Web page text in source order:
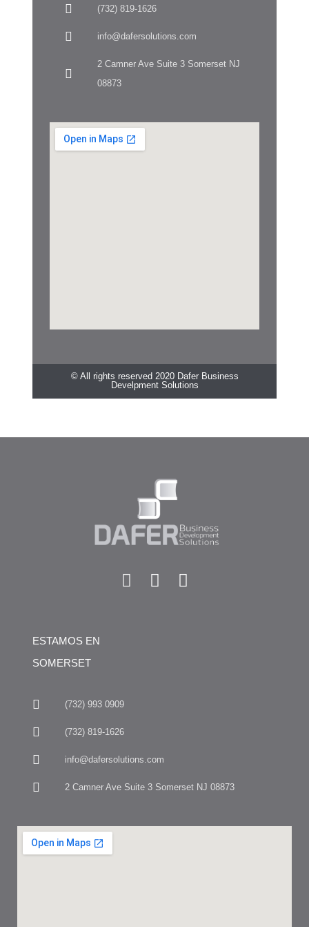
(732) 819-1626
info@dafersolutions.com
2 Camner Ave Suite 3 Somerset NJ
08873
© All rights reserved 2020 Dafer Business
Develpment Solutions
ESTAMOS EN
SOMERSET
(732) 993 0909
(732) 819-1626
info@dafersolutions.com
2 Camner Ave Suite 3 Somerset NJ 08873